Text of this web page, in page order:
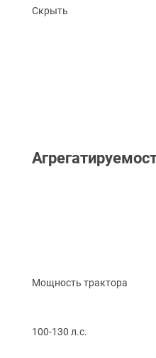
Скрыть
Мощность трактора
100-130 л.с.